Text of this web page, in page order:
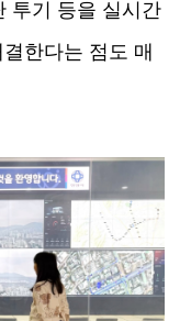
투기 등을 실시간
한다는 점도 매